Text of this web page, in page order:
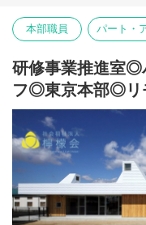
◎受講者の管理・集計業
◎受講者からの問合せ対応
◎資料作成（Excel／
◎電話・メールによる外部
◎業務効率化のためのツ
ツの作成/実施
◎Zoomを活用した研修司
等
(変更の範囲）法人の定め
本部職員 パート・
研修事業推進室◎
フ◎東京本部◎リ